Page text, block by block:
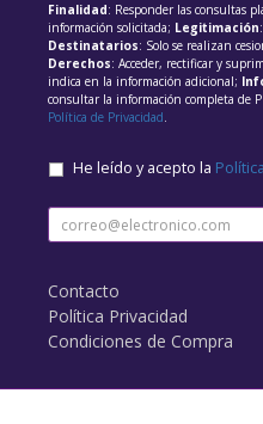
Finalidad: Responder las consultas
información solicitada; Legitimación
Destinatarios: Solo se realizan
Derechos: Acceder, rectificar y
indica en la información adicional;
consultar la información completa de
Política de Privacidad.
He leído y acepto la
Contacto
Política Privacidad
Condiciones de Compra